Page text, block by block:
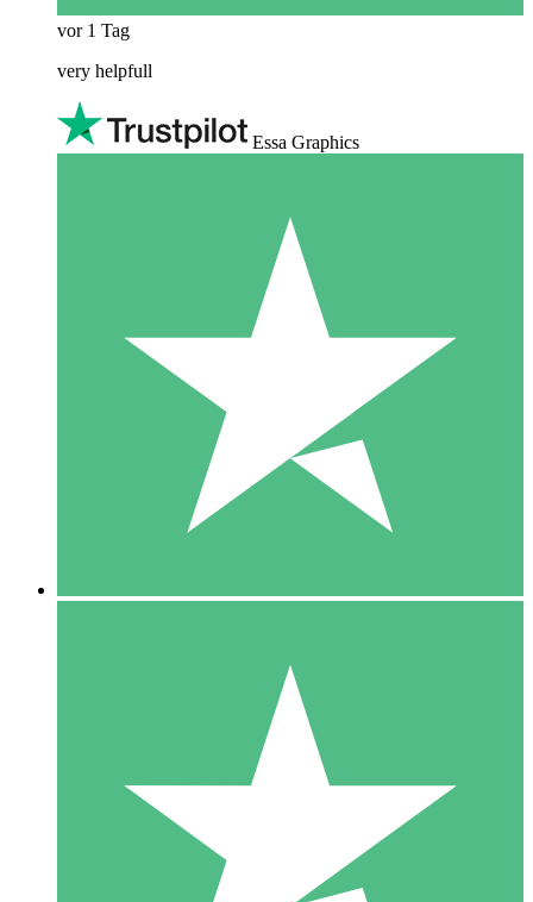
vor 1 Tag
very helpfull
Essa Graphics